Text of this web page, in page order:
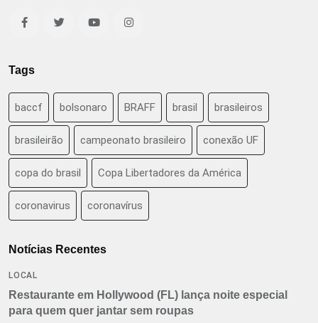
Tags
baccf bolsonaro BRAFF brasil brasileiros
brasileirão campeonato brasileiro conexão UF
copa do brasil Copa Libertadores da América
coronavirus coronavírus
Notícias Recentes
LOCAL
Restaurante em Hollywood (FL) lança noite especial
para quem quer jantar sem roupas